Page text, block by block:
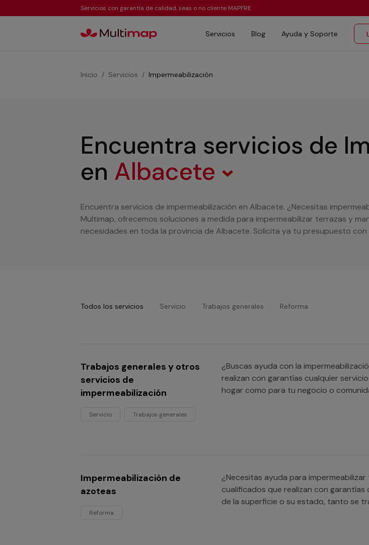
Servicios con garantía de calidad, seas o no cliente MAPFRE
Servicios Blog Ayuda y Soporte
Inicio Servicios Impermeabilización
Encuentra servicios de
en Albacete
Encuentra servicios de impermeabilización en Albacete. ¿Necesitas
Multimap, ofrecemos soluciones a medida para impermeabilizar terrazas y
necesidades en toda la provincia de Albacete. Solicita ya tu presupuesto
Todos los servicios Servicio Trabajos generales Reforma
Trabajos generales y otros
servicios de
impermeabilización
Servicio Trabajos generales
¿Buscas ayuda con la
realizan con garantías cualquier
hogar como para tu negocio o
Impermeabilización de
azoteas
Reforma
¿Necesitas ayuda para
cualificados que realizan con
de